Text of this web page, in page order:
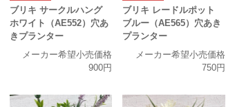
ブリキ サークルハング
ホワイト（AE552）穴あ
きプランター
メーカー希望小売価格
900円
ブリキ レードルポット
ブルー（AE565）穴あき
プランター
メーカー希望小売価格
750円